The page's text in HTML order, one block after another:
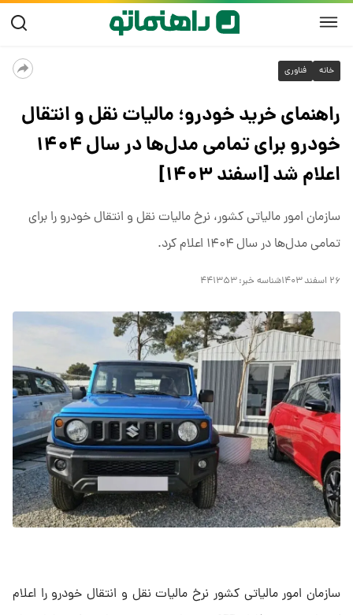
خانه فناوری
راهنمای خرید خودرو؛ مالیات نقل و انتقال
خودرو برای تمامی مدل‌ها در سال ۱۴۰۴
اعلام شد [اسفند ۱۴۰۳]
سازمان امور مالیاتی کشور، نرخ مالیات نقل و انتقال خودرو را برای
تمامی مدل‌ها در سال ۱۴۰۴ اعلام کرد.
۲۶ اسفند ۱۴۰۳ شناسه خبر:۴۴۱۳۵۳
سازمان امور مالیاتی کشور نرخ مالیات نقل‌ و‌ انتقال خودرو‌ را اعلام